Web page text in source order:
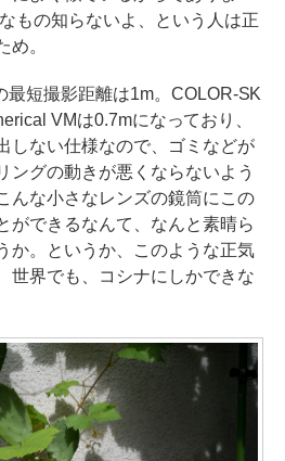
もの知らないよ、という人は正
め。
最短撮影距離は1m。COLOR-SK
VMは0.7mになっており、
しない仕様なので、ゴミなどが
ングの動きが悪くならないよう
んな小さなレンズの鏡筒にこの
ができるなんて、なんと素晴ら
か。というか、このような正気
世界でも、コシナにしかできな